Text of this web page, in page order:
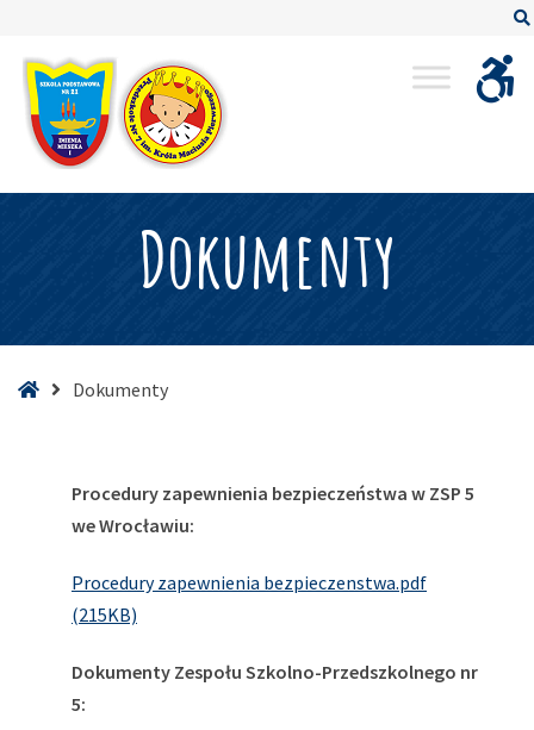
Dokumenty
StronaDokumenty
Procedury zapewnienia bezpieczeństwa w ZSP 5
we Wrocławiu:
Procedury zapewnienia bezpieczenstwa.pdf
(215KB)
Dokumenty Zespołu Szkolno-Przedszkolnego nr
5: